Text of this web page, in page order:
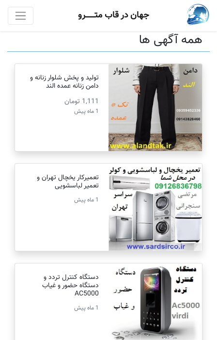
جهان در قاب متــــــرو
همه آگهی ها
تولید و پخش شلوار زنانه و
دامن زنانه عمده الند
1,111 تومان
1 ماه پیش
تعمیرکار یخچال تهران و
تعمیر لباسشویی
1 ماه پیش
دستگاه کنترل تردد و
دستگاه حضور و غیاب
AC5000
1 ماه پیش